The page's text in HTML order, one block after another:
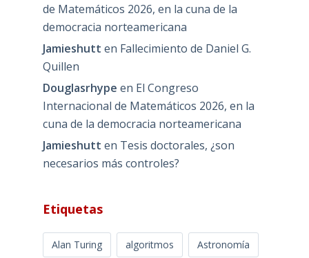
de Matemáticos 2026, en la cuna de la
democracia norteamericana
Jamieshutt en Fallecimiento de Daniel G.
Quillen
Douglasrhype en El Congreso
Internacional de Matemáticos 2026, en la
cuna de la democracia norteamericana
Jamieshutt en Tesis doctorales, ¿son
necesarios más controles?
Etiquetas
Alan Turing algoritmos Astronomía